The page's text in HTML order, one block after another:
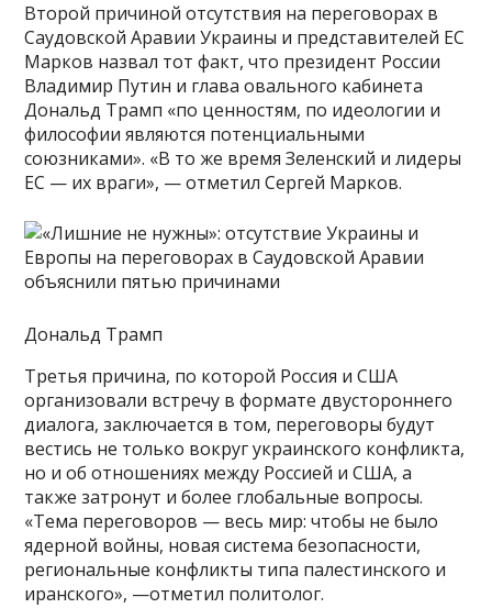
Второй причиной отсутствия на переговорах в
Саудовской Аравии Украины и представителей ЕС
Марков назвал тот факт, что президент России
Владимир Путин и глава овального кабинета
Дональд Трамп «по ценностям, по идеологии и
философии являются потенциальными
союзниками». «В то же время Зеленский и лидеры
ЕС — их враги», — отметил Сергей Марков.
Дональд Трамп
Третья причина, по которой Россия и США
организовали встречу в формате двустороннего
диалога, заключается в том, переговоры будут
вестись не только вокруг украинского конфликта,
но и об отношениях между Россией и США, а
также затронут и более глобальные вопросы.
«Тема переговоров — весь мир: чтобы не было
ядерной войны, новая система безопасности,
региональные конфликты типа палестинского и
иранского», —отметил политолог.